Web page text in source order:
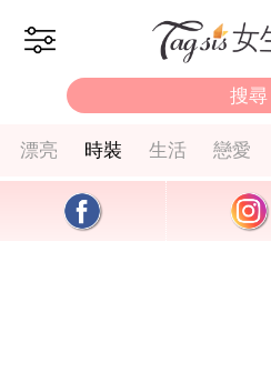
漂亮 時裝 生活 戀愛